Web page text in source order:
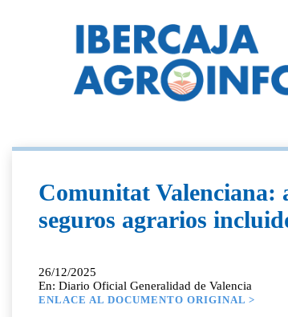
Comunitat Valenciana:
seguros agrarios
26/12/2025
En: Diario Oficial Generalidad de Valencia
ENLACE AL DOCUMENTO ORIGINAL >